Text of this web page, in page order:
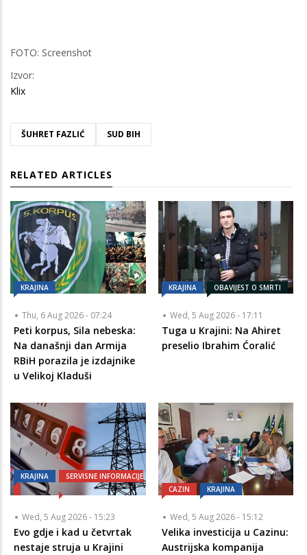
FOTO: Screenshot
Izvor:
Klix
ŠUHRET FAZLIĆ SUD BIH
RELATED ARTICLES
KRAJINA
Thu, 6 Aug 2026 - 07:24
Peti korpus, Sila nebeska:
Na današnji dan Armija
RBiH porazila je izdajnike
u Velikoj Kladuši
KRAJINA OBAVIJEST O SMRTI
Wed, 5 Aug 2026 - 17:11
Tuga u Krajini: Na Ahiret
preselio Ibrahim Ćoralić
KRAJINA SERVISNE INFORMACIJE
Wed, 5 Aug 2026 - 15:23
Evo gdje i kad u četvrtak
nestaje struja u Krajini
CAZIN KRAJINA
Wed, 5 Aug 2026 - 15:12
Velika investicija u Cazinu:
Austrijska kompanija